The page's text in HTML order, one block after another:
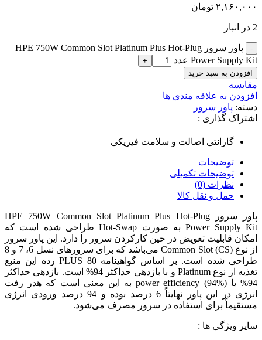
۲,۱۶۰,۰۰۰ تومان
2 در انبار
پاور سرور HPE 750W Common Slot Platinum Plus Hot-Plug
Power Supply Kit عدد
افزودن به سبد خرید
مقایسه
افزودن به علاقه مندی ها
دسته: پاور سرور
اشتراک گذاری :
گارانتی اصالت و سلامت فیزیکی
توضیحات
توضیحات تکمیلی
نظرات (0)
حمل و نقل کالا
پاور سرور HPE 750W Common Slot Platinum Plus Hot-Plug
Power Supply Kit به صورت Hot-Swap طراحی شده است که
امکان قابلیت تعویض در حین کارکردن سرور را ‌دارد. این پاور سرور
از نوع Common Slot (CS) ‌می‌باشد که برای سرورهای نسل 6، 7 و 8
طراحی شده است. بر اساس گواهینامه 80 PLUS رده این منبع
تغذیه از نوع Platinum و با بازدهی حداکثر 94% است. بازدهی حداکثر
94% یا power efficiency (94%) به این معنی است که هدر رفت
انرژی در این پاور نهایتاً 6 درصد بوده و 94 درصد ورودی انرژی
مستقیماً برای استفاده در سرور مصرف ‌می‌شود.
سایر ویژگی ها :